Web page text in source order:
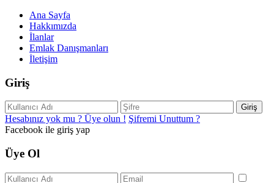
Ana Sayfa
Hakkımızda
İlanlar
Emlak Danışmanları
İletişim
Giriş
Giriş
Hesabınız yok mu ? Üye olun ! Şifremi Unuttum ?
Facebook ile giriş yap
Üye Ol